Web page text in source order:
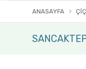
ANASAYFA